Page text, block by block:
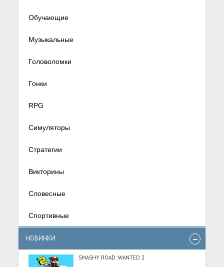
Обучающие
Музыкальные
Головоломки
Гонки
RPG
Симуляторы
Стратегии
Викторины
Словесные
Спортивные
НОВИНКИ
SMASHY ROAD: WANTED 2